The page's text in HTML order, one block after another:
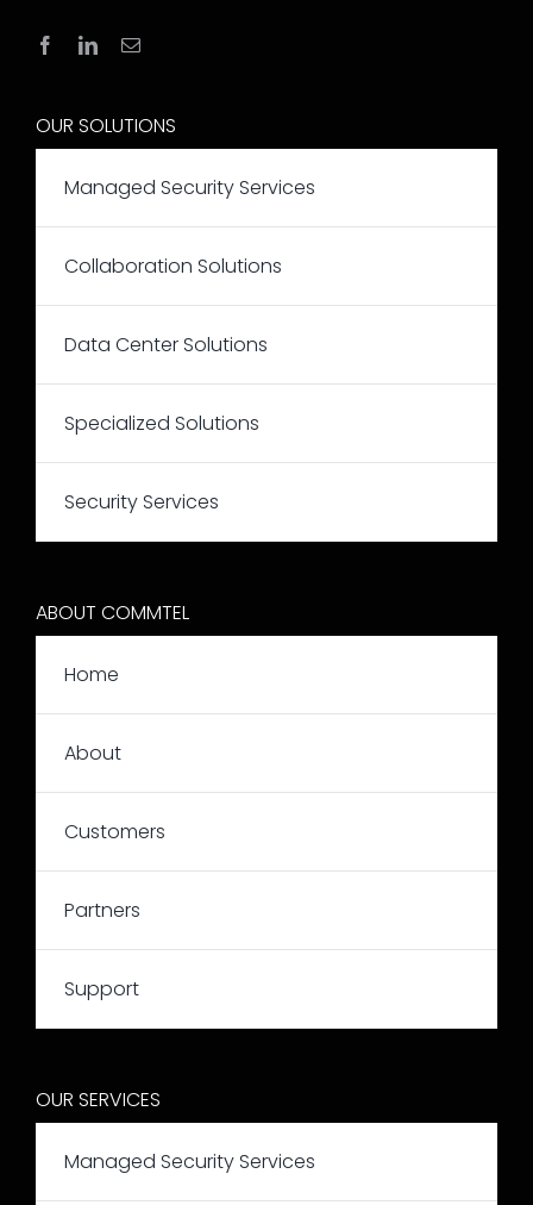
ABOUT COMMTEL
Home
About
Customers
Partners
Support
OUR SOLUTIONS
Managed Security Services
Collaboration Solutions
Data Center Solutions
Specialized Solutions
Security Services
OUR SERVICES
Managed Security Services